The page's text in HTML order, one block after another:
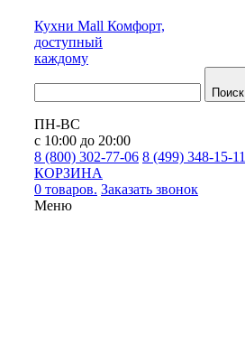
Кухни Mall Комфорт,
доступный
каждому
Поиск
ПН-ВС
с 10:00 до 20:00
8 (800) 302-77-06 8 (499) 348-15-11
КОРЗИНА
0 товаров. Заказать звонок
Меню